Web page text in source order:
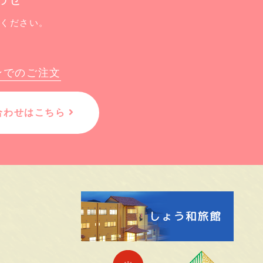
ださい。
のご注文
せはこちら